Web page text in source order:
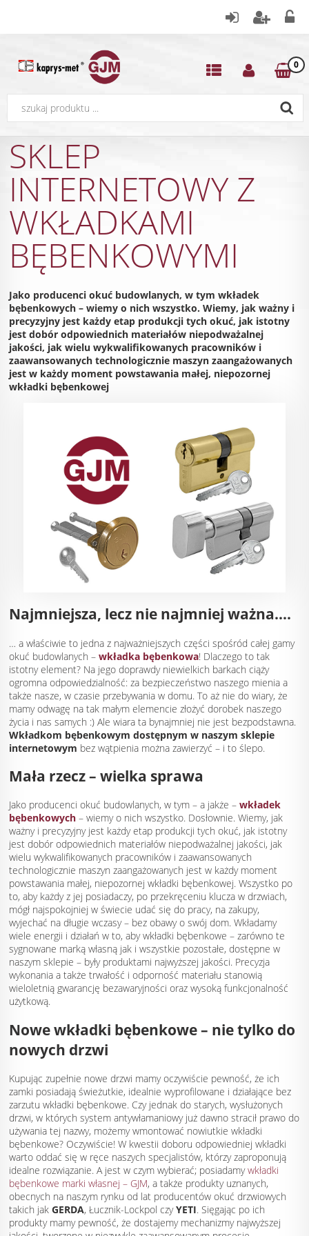
0
SKLEP
INTERNETOWY Z
WKŁADKAMI
BĘBENKOWYMI
Jako producenci okuć budowlanych, w tym wkładek
bębenkowych – wiemy o nich wszystko. Wiemy, jak ważny i
precyzyjny jest każdy etap produkcji tych okuć, jak istotny
jest dobór odpowiednich materiałów niepodważalnej
jakości, jak wielu wykwalifikowanych pracowników i
zaawansowanych technologicznie maszyn zaangażowanych
jest w każdy moment powstawania małej, niepozornej
wkładki bębenkowej
Najmniejsza, lecz nie najmniej ważna....
… a właściwie to jedna z najważniejszych części spośród całej gamy
okuć budowlanych –wkładka bębenkowa! Dlaczego to tak
istotny element? Na jego doprawdy niewielkich barkach ciąży
ogromna odpowiedzialność: za bezpieczeństwo naszego mienia a
także nasze, w czasie przebywania w domu. To aż nie do wiary, że
mamy odwagę na tak małym elemencie złożyć dorobek naszego
życia i nas samych :) Ale wiara ta bynajmniej nie jest bezpodstawna.
Wkładkom bębenkowym dostępnym w naszym sklepie
internetowym bez wątpienia można zawierzyć – i to ślepo.
Mała rzecz – wielka sprawa
Jako producenci okuć budowlanych, w tym – a jakże –wkładek
bębenkowych – wiemy o nich wszystko. Dosłownie. Wiemy, jak
ważny i precyzyjny jest każdy etap produkcji tych okuć, jak istotny
jest dobór odpowiednich materiałów niepodważalnej jakości, jak
wielu wykwalifikowanych pracowników i zaawansowanych
technologicznie maszyn zaangażowanych jest w każdy moment
powstawania małej, niepozornej wkładki bębenkowej. Wszystko po
to, aby każdy z jej posiadaczy, po przekręceniu klucza w drzwiach,
mógł najspokojniej w świecie udać się do pracy, na zakupy,
wyjechać na długie wczasy – bez obawy o swój dom. Wkładamy
wiele energii i działań w to, aby wkładki bębenkowe – zarówno te
sygnowane marką własną jak i wszystkie pozostałe, dostępne w
naszym sklepie – były produktami najwyższej jakości. Precyzja
wykonania a także trwałość i odporność materiału stanowią
wieloletnią gwarancję bezawaryjności oraz wysoką funkcjonalność
użytkową.
Nowe wkładki bębenkowe – nie tylko do
nowych drzwi
Kupując zupełnie nowe drzwi mamy oczywiście pewność, że ich
zamki posiadają świeżutkie, idealnie wyprofilowane i działające bez
zarzutu wkładki bębenkowe. Czy jednak do starych, wysłużonych
drzwi, w których system antywłamaniowy już dawno stracił prawo do
używania tej nazwy, możemy wmontować nowiutkie wkładki
bębenkowe? Oczywiście! W kwestii doboru odpowiedniej wkładki
warto oddać się w ręce naszych specjalistów, którzy zaproponują
idealne rozwiązanie. A jest w czym wybierać; posiadamywkładki
bębenkowe marki własnej – GJM, a także produkty uznanych,
obecnych na naszym rynku od lat producentów okuć drzwiowych
takich jakGERDA, Łucznik-Lockpol czyYETI. Sięgając po ich
produkty mamy pewność, że dostajemy mechanizmy najwyższej